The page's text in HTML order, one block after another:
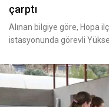
çarptı
Alınan bilgiye göre, Hopa
istasyonunda görevli